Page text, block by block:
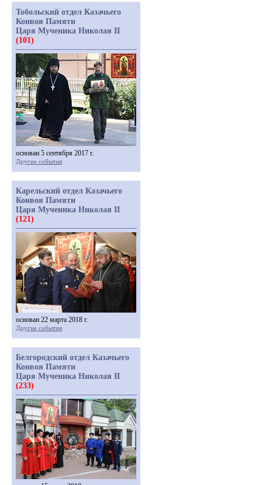
Тобольский отдел Казачьего
Конвоя Памяти
Царя Мученика Николая II
(101)
основан 5 сентября 2017 г.
Другие события
Карельский отдел Казачьего
Конвоя Памяти
Царя Мученика Николая II
(121)
основан 22 марта 2018 г.
Другие события
Белгородский отдел Казачьего
Конвоя Памяти
Царя Мученика Николая II
(233)